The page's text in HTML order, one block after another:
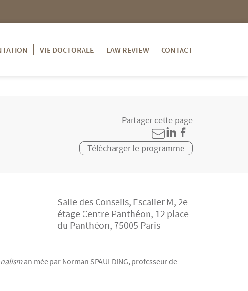
VIE DOCTORALE LAW REVIEW CONTACT
Partager cette page
Télécharger le programme
Salle des Conseils, Escalier M, 2e
étage Centre Panthéon, 12 place
du Panthéon, 75005 Paris
animée par Norman SPAULDING, professeur de